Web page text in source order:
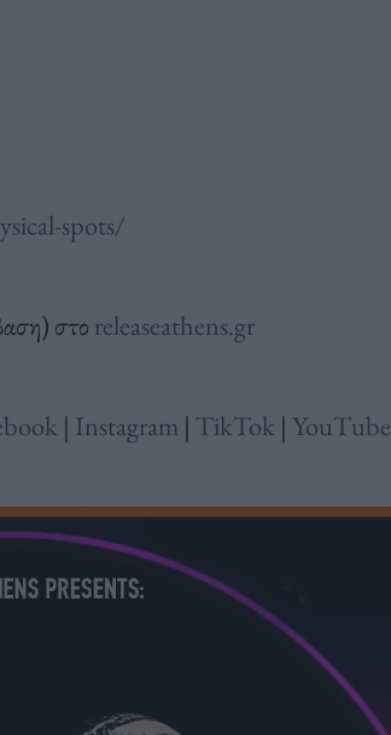
spots/
στο releaseathens.gr
| Instagram | TikTok | YouTube